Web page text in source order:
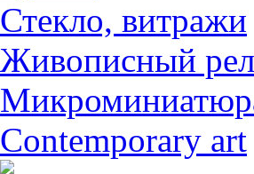
Стекло, витражи
Живописный
Contemporary art